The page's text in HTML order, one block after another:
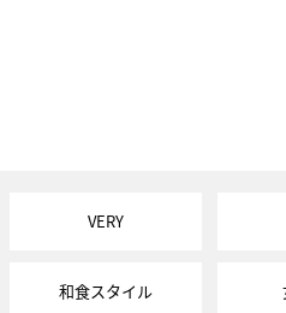
VERY
和食スタイル